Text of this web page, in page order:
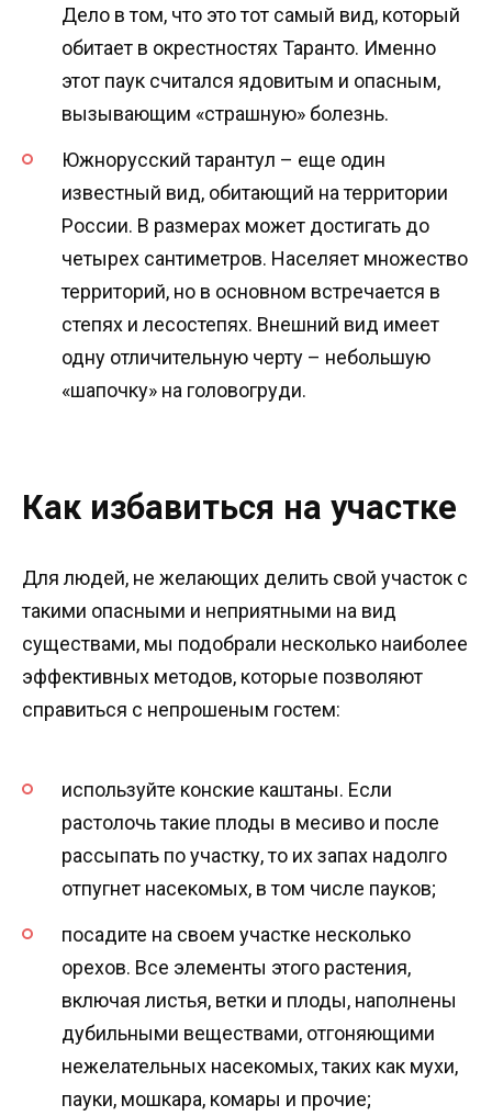
Дело в том, что это тот самый вид, который
обитает в окрестностях Таранто. Именно
этот паук считался ядовитым и опасным,
вызывающим «страшную» болезнь.
Южнорусский тарантул – еще один
известный вид, обитающий на территории
России. В размерах может достигать до
четырех сантиметров. Населяет множество
территорий, но в основном встречается в
степях и лесостепях. Внешний вид имеет
одну отличительную черту – небольшую
«шапочку» на головогруди.
Как избавиться на участке
Для людей, не желающих делить свой участок с
такими опасными и неприятными на вид
существами, мы подобрали несколько наиболее
эффективных методов, которые позволяют
справиться с непрошеным гостем:
используйте конские каштаны. Если
растолочь такие плоды в месиво и после
рассыпать по участку, то их запах надолго
отпугнет насекомых, в том числе пауков;
посадите на своем участке несколько
орехов. Все элементы этого растения,
включая листья, ветки и плоды, наполнены
дубильными веществами, отгоняющими
нежелательных насекомых, таких как мухи,
пауки, мошкара, комары и прочие;